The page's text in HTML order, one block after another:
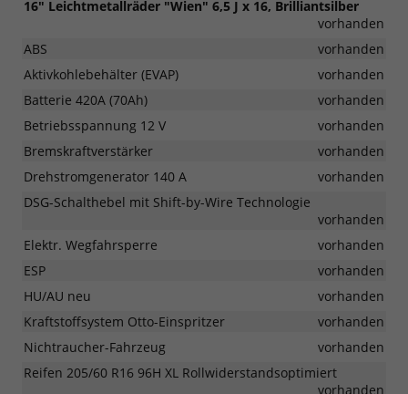
16" Leichtmetallräder "Wien" 6,5 J x 16, Brilliantsilber
vorhanden
ABS
vorhanden
Aktivkohlebehälter (EVAP)
vorhanden
Batterie 420A (70Ah)
vorhanden
Betriebsspannung 12 V
vorhanden
Bremskraftverstärker
vorhanden
Drehstromgenerator 140 A
vorhanden
DSG-Schalthebel mit Shift-by-Wire Technologie
vorhanden
Elektr. Wegfahrsperre
vorhanden
ESP
vorhanden
HU/AU neu
vorhanden
Kraftstoffsystem Otto-Einspritzer
vorhanden
Nichtraucher-Fahrzeug
vorhanden
Reifen 205/60 R16 96H XL Rollwiderstandsoptimiert
vorhanden